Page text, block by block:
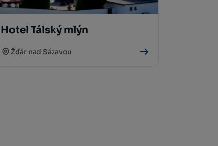
Hotel Tálský mlýn
Žďár nad Sázavou